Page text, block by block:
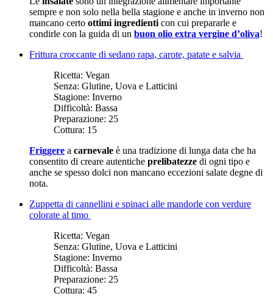
sempre e non solo nella bella stagione e anche in inverno non
mancano certo ottimi ingredienti con cui prepararle e
condirle con la guida di un buon olio extra vergine d’oliva!
Frittura croccante di sedano rapa, carote, patate e salvia
Ricetta: Vegan
Senza: Glutine, Uova e Latticini
Stagione: Inverno
Difficoltà: Bassa
Preparazione: 25
Cottura: 15
Friggere a carnevale è una tradizione di lunga data che ha
consentito di creare autentiche prelibatezze di ogni tipo e
anche se spesso dolci non mancano eccezioni salate degne di
nota.
Zuppetta di cannellini e spinaci alle mandorle con verdure
colorate al timo
Ricetta: Vegan
Senza: Glutine, Uova e Latticini
Stagione: Inverno
Difficoltà: Bassa
Preparazione: 25
Cottura: 45